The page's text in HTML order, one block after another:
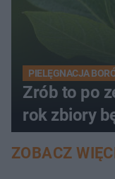
PIELĘGNACJA
Zrób to po
rok zbiory
ZOBACZ